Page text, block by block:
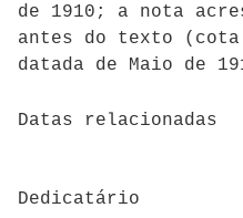
de 1910; a nota
antes do texto (cota
datada de Maio de
Datas relacionadas
Dedicatário